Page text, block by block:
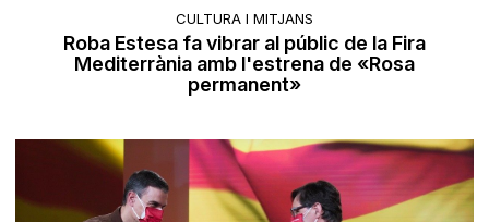
CULTURA I MITJANS
Roba Estesa fa vibrar al públic de la Fira
Mediterrània amb l'estrena de «Rosa
permanent»